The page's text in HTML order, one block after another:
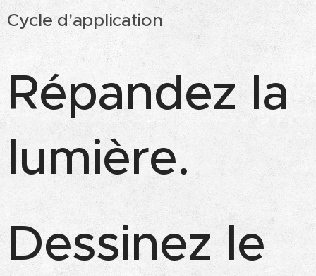
Cycle d'application
Répandez la
lumière.
Dessinez le